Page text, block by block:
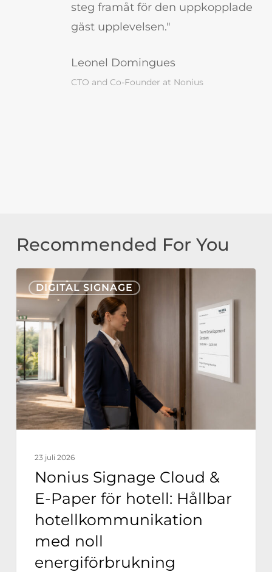
steg framåt för den uppkopplade
gäst upplevelsen."
Leonel Domingues
CTO and Co-Founder at Nonius
Recommended For You
DIGITAL SIGNAGE
Nonius
Signage
Cloud
&
E-
Paper
för
hotell:
Hållbar
energiförbrukning
23 juli 2026
Nonius Signage Cloud &
E-Paper för hotell: Hållbar
hotellkommunikation
med noll
energiförbrukning